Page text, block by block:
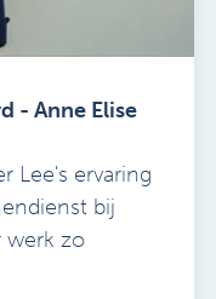
- Anne Elise
Lee's ervaring
bij
werk zo